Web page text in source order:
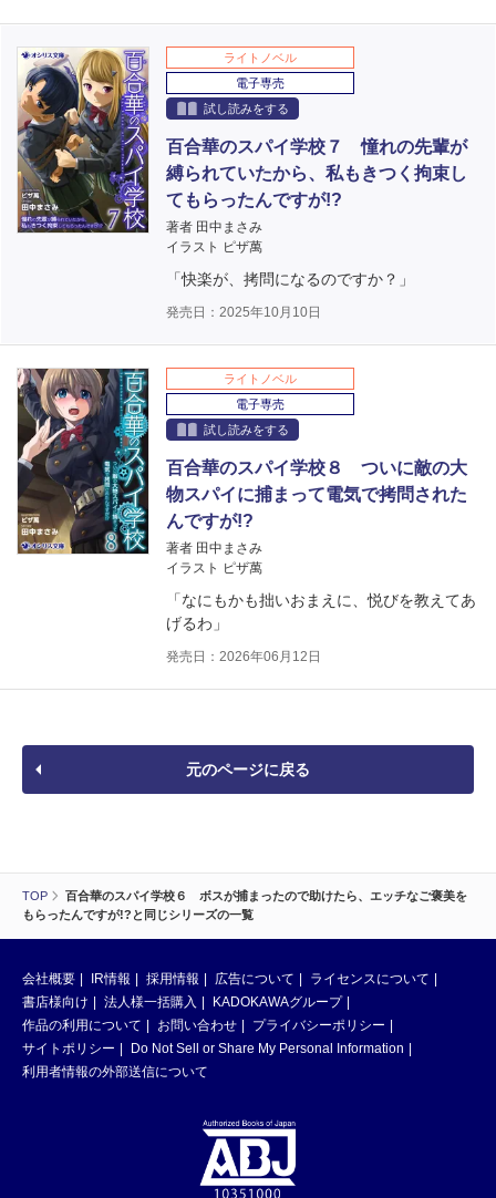
TOP
百合華のスパイ学校６ ボスが捕まったので助けたら、エッチなご褒美を
もらったんですが!?と同じシリーズの一覧
ライトノベル
電子専売
試し読みをする
百合華のスパイ学校７ 憧れの先輩が
縛られていたから、私もきつく拘束し
てもらったんですが!?
著者 田中まさみ
イラスト ピザ萬
「快楽が、拷問になるのですか？」
発売日：2025年10月10日
ライトノベル
電子専売
試し読みをする
百合華のスパイ学校８ ついに敵の大
物スパイに捕まって電気で拷問された
んですが!?
著者 田中まさみ
イラスト ピザ萬
「なにもかも拙いおまえに、悦びを教えてあ
げるわ」
発売日：2026年06月12日
元のページに戻る
会社概要 IR情報 採用情報 広告について
ライセンスについて
書店様向け
法人様一括購入
KADOKAWAグループ
作品の利用について
お問い合わせ
プライバシーポリシー
サイトポリシー
Do Not Sell or Share My Personal Information
利用者情報の外部送信について